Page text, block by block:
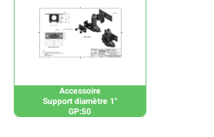
Accessoire
Support diamètre 1"
GP:50